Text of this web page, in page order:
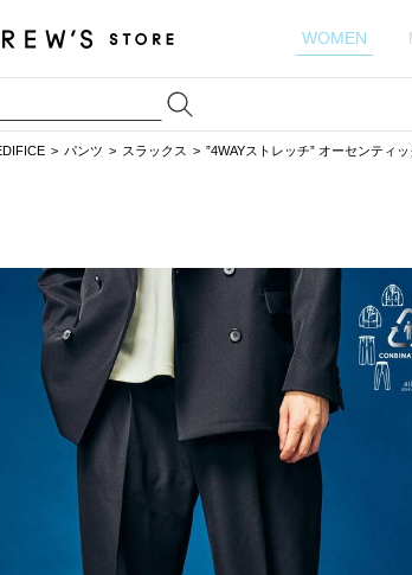
WOMEN
パンツ スラックス ”4WAYストレッチ” オーセンティ